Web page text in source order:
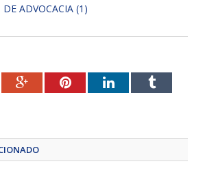
DE ADVOCACIA (1)
Google+PinterestLinkedInTumblr